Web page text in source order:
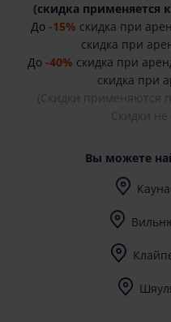
(cкидка применяется
До -15% скидка при
скидка при
До -40% скидка при
скидка при
(Скидки применяются
Скидки
Вы можете